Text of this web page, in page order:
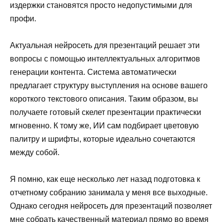
издержки становятся просто недопустимыми для
профи.
Актуальная нейросеть для презентаций решает эти
вопросы с помощью интеллектуальных алгоритмов
генерации контента. Система автоматически
предлагает структуру выступления на основе вашего
короткого текстового описания. Таким образом, вы
получаете готовый скелет презентации практически
мгновенно. К тому же, ИИ сам подбирает цветовую
палитру и шрифты, которые идеально сочетаются
между собой.
Я помню, как еще несколько лет назад подготовка к
отчетному собранию занимала у меня все выходные.
Однако сегодня нейросеть для презентаций позволяет
мне собрать качественный материал прямо во время